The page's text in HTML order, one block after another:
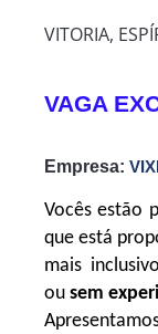
VITORIA,
VAGA
Empresa:
Vocês estão
que está
mais
ou sem